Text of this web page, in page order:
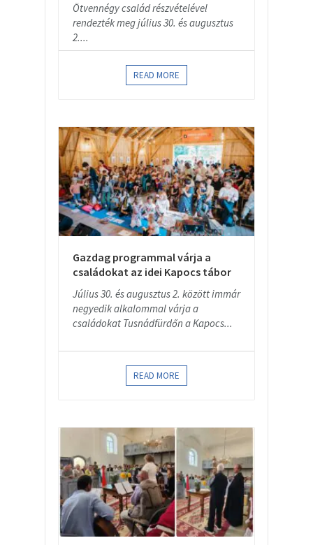
Ötvennégy család részvételével
rendezték meg július 30. és augusztus
2....
READ MORE
Gazdag programmal várja a
családokat az idei Kapocs tábor
Július 30. és augusztus 2. között immár
negyedik alkalommal várja a
családokat Tusnádfürdőn a Kapocs...
READ MORE